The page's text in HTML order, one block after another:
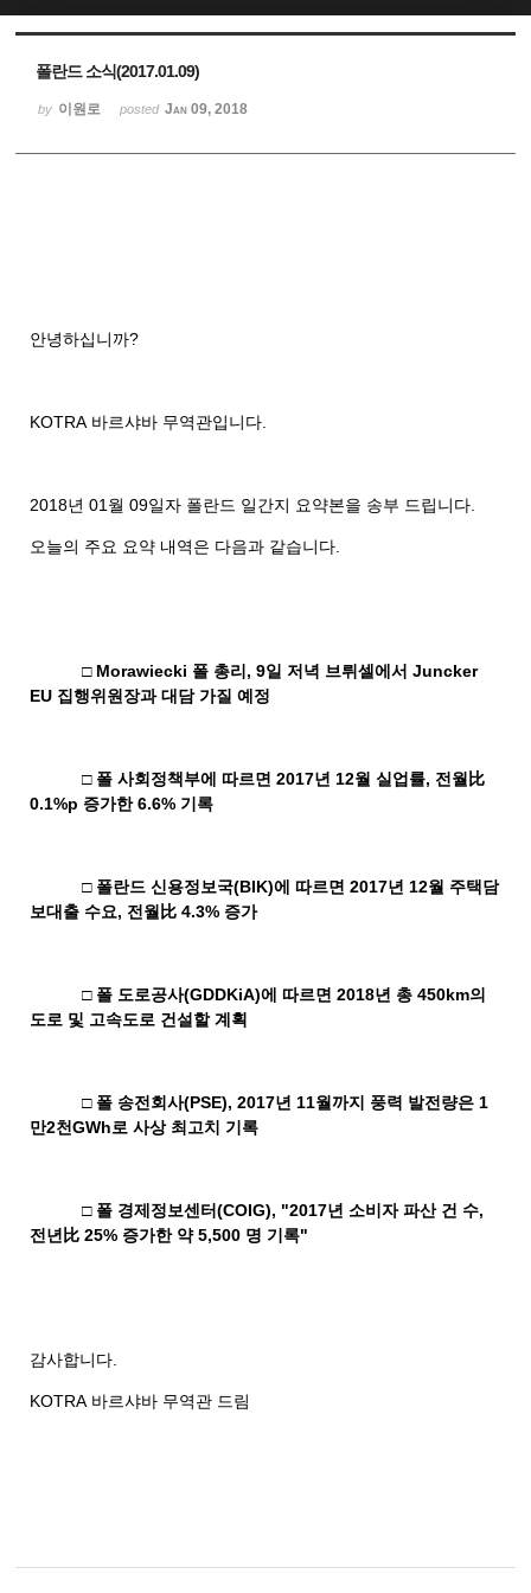
폴란드 소식(2017.01.09)
by 이원로 posted Jan 09, 2018
안녕하십니까?
KOTRA 바르샤바 무역관입니다
2018년 01 월 09일자 폴란드 일간지 요약본을 송부 드립니다
오늘의 주요 요약 내역은 다음과 같습니다
□ Morawiecki 폴 총리 , 9일 저녁 브뤼셀에서 Juncker
EU 집행위원장과 대담 가질 예정
□ 폴 사회정책부에 따르면 2017년 12월 실업률, 전월比
0.1%p 증가한6.6% 기록
□ 폴란드 신용정보국(BIK)에 따르면 2017년 12월 주택담
보대출 수요, 전월比 4.3% 증가
□ 폴 도로공사(GDDKiA)에 따르면 2018년 총 450km의
도로 및 고속도로 건설할 계획
□ 폴 송전회사(PSE), 2017년 11월까지 풍력 발전량은 1
만2천GWh로 사상 최고치 기록
□ 폴 경제정보센터(COIG), "2017년 소비자 파산 건 수,
전년比 25% 증가한 약5,500 명 기록"
감사합니다
KOTRA 바르샤바 무역관 드림
Sketchbook5, 스케치북5